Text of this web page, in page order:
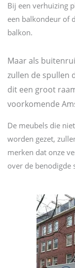
Bij een verhuizing
een balkondeur of
balkon.
Maar als
zullen de spullen
dit een groot
voorkomende
De meubels die
worden gezet,
merken dat onze
over de benodigde